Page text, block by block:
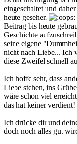
eingeschaltet und
heute gesehen
Beitrag bis heute
Geschichte
seine eigene
nicht nach Liebe... Ich
diese Zweifel schnell
Ich hoffe sehr, dass
Liebe stehen, ins
wäre schon viel
das hat keiner verdient!
Ich drücke dir und
doch noch alles gut